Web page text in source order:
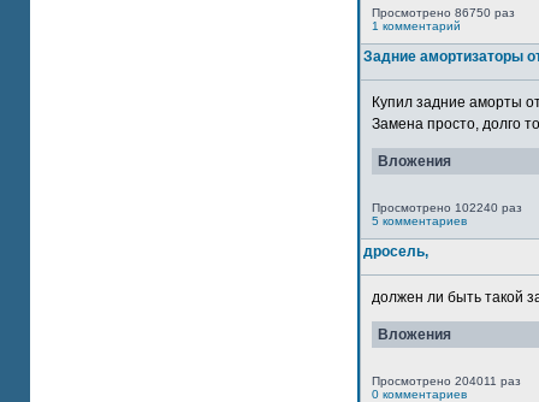
Просмотрено 86750 раз
1 комментарий
Задние амортизаторы
Купил задние аморты
Замена просто, долго
Вложения
Просмотрено 102240 раз
5 комментариев
дросель,
должен ли быть такой
Вложения
Просмотрено 204011 раз
0 комментариев